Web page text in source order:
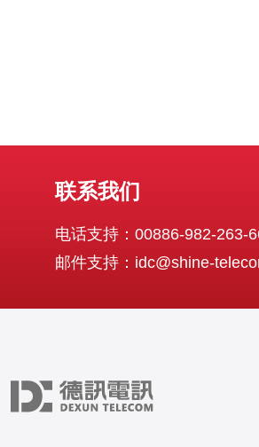
联系我们
电话支持：00886-982-263-
邮件支持：idc@shine-